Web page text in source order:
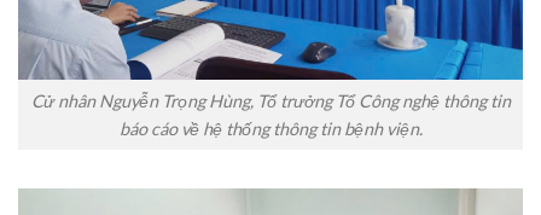
Cử nhân Nguyễn Trọng Hùng, Tổ trưởng Tổ Công nghệ thông tin
báo cáo về hệ thống thông tin bệnh viện.